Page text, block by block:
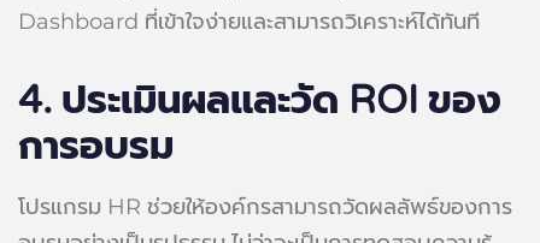
Dashboard ที่เข้าใจง่ายและสามารถวิเคราะห์ได้ทันที
4. ประเมินผลและวัด ROI ของ
การอบรม
โปรแกรม HR ช่วยให้องค์กรสามารถวัดผลลัพธ์ของการ